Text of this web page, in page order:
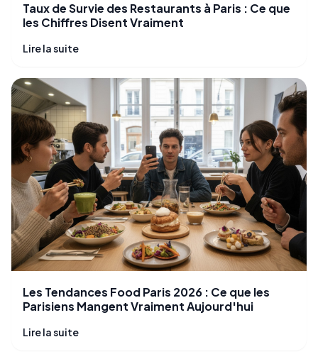
Taux de Survie des Restaurants à Paris : Ce que
les Chiffres Disent Vraiment
Lire la suite
Les Tendances Food Paris 2026 : Ce que les
Parisiens Mangent Vraiment Aujourd'hui
Lire la suite